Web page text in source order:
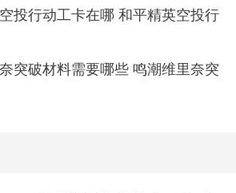
投行动工卡在哪 和平精英空投行
突破材料需要哪些 鸣潮维里奈突